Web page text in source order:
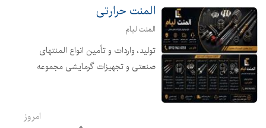
المنت حرارتی
المنت لیام
تولید، واردات و تأمین انواع المنتهای
صنعتی و تجهیزات گرمایشی مجموعه
امروز